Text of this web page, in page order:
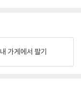
내 가게에서 팔기